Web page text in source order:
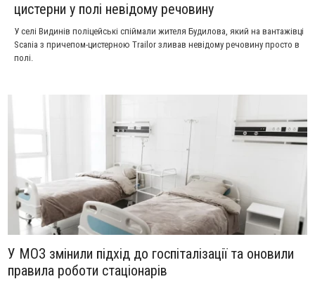
цистерни у полі невідому речовину
У селі Видинів поліцейські спіймали жителя Будилова, який на вантажівці
Scania з причепом-цистерною Trailor зливав невідому речовину просто в
полі.
У МОЗ змінили підхід до госпіталізації та оновили
правила роботи стаціонарів